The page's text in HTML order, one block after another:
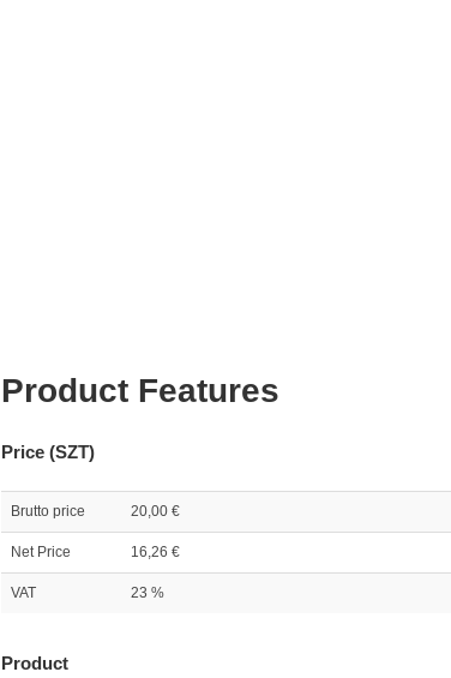
Product Features
Price (SZT)
Brutto price 20,00 €
Net Price 16,26 €
VAT 23 %
Product